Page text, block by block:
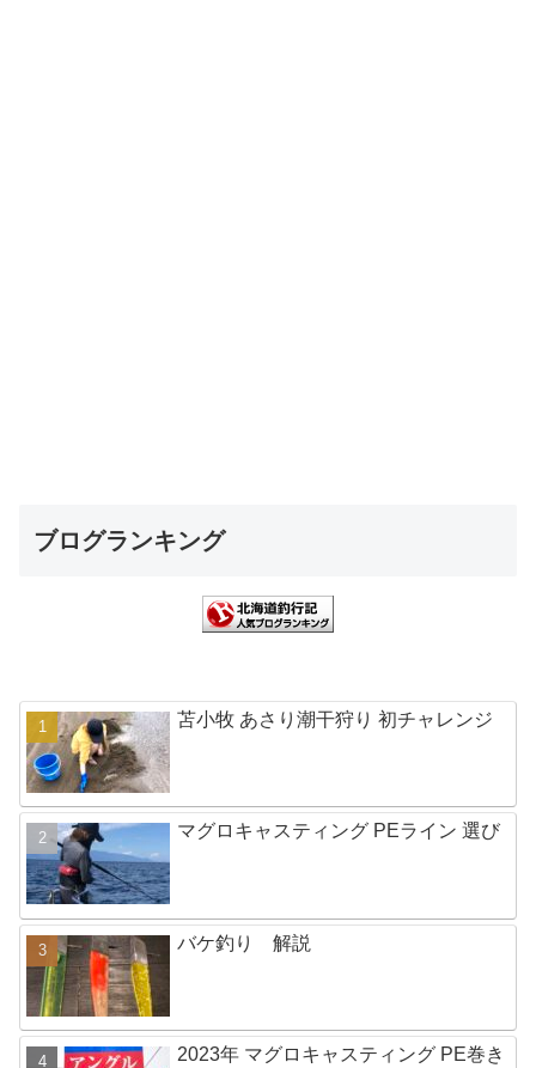
ブログランキング
苫小牧 あさり潮干狩り 初チャレンジ
マグロキャスティング PEライン 選び
バケ釣り 解説
2023年 マグロキャスティング PE巻き